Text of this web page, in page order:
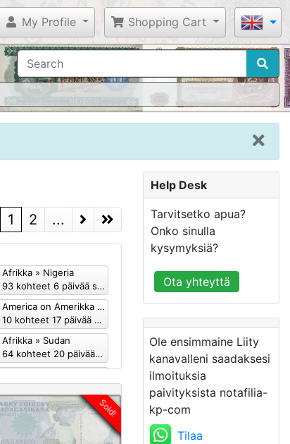
My Profile Shopping Cart
1 (current)
2 ...
Afrikka » Nigeria
93 kohteet 6 päivää sitten
America on Amerikka » Brasilia » Brasilia, Cruzeiro 1942 1966
10 kohteet 17 päivää sitten
Afrikka » Sudan
64 kohteet 20 päivää sitten
34 kohteet 29 päivää sitten
Eurooppa » Espanja » Espanja - Yleinen liikkeellelasku
51 kohteet 34 päivää sitten
Sold!
Help Desk
Tarvitsetko apua?
Onko sinulla
kysymyksiä?
Ota yhteyttä
Ole ensimmaine Liity
kanavalleni saadaksesi
ilmoituksia
paivityksista notafilia-
kp-com
Tilaa